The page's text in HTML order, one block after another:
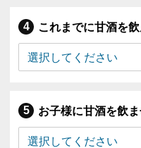
これまでに甘酒を
お子様に甘酒を飲